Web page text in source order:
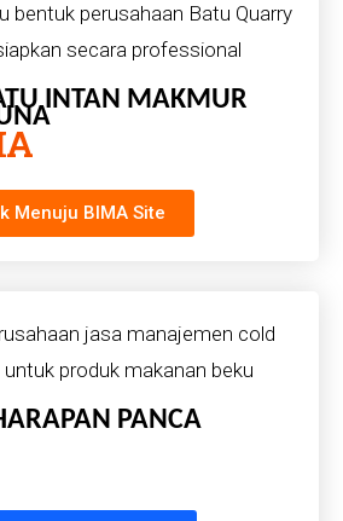
bentuk perusahaan Batu Quarry
secara professional
INTAN MAKMUR
Menuju BIMA Site
jasa manajemen cold
produk makanan beku
PANCA